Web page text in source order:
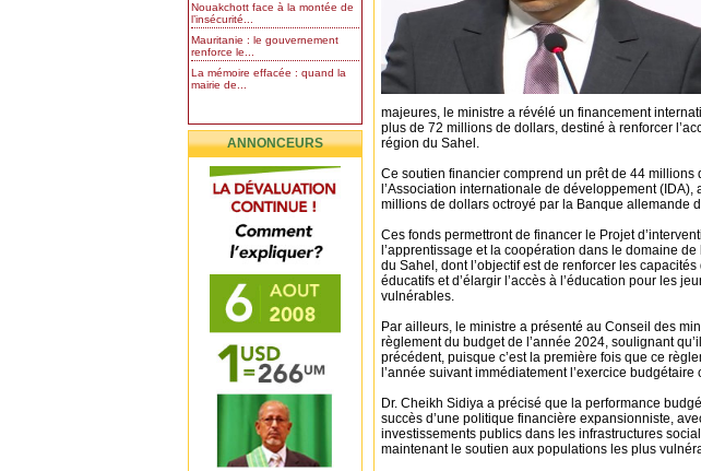
Nouakchott face à la montée de
l’insécurité...
Mauritanie : le gouvernement
renforce le...
La mémoire effacée : quand la
mairie de...
ANNONCEURS
majeures, le ministre a révélé un financement
plus de 72 millions de dollars, destiné à renforcer
région du Sahel.
Ce soutien financier comprend un prêt de 44 millions
l’Association internationale de développement (IDA),
millions de dollars octroyé par la Banque allemande
Ces fonds permettront de financer le Projet
l’apprentissage et la coopération dans le domaine
du Sahel, dont l’objectif est de renforcer les
éducatifs et d’élargir l’accès à l’éducation pour les
vulnérables.
Par ailleurs, le ministre a présenté au Conseil des
règlement du budget de l’année 2024, soulignant
précédent, puisque c’est la première fois que ce
l’année suivant immédiatement l’exercice budgétaire
Dr. Cheikh Sidiya a précisé que la performance
succès d’une politique financière expansionniste,
investissements publics dans les infrastructures
maintenant le soutien aux populations les plus